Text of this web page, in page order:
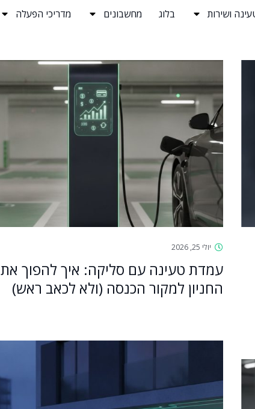
ושירות בלוג מחשבונים מדריכי הפעלה
יולי 25, 2026
עמדת טעינה עם סליקה: איך להפוך את
החניון למקור הכנסה (ולא לכאב ראש)